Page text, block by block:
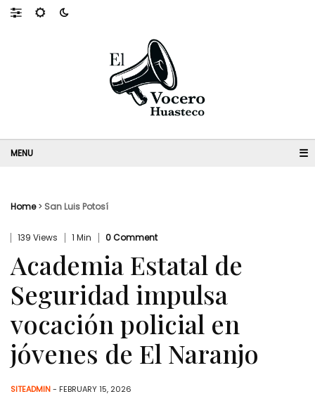
☰
Home> San Luis Potosí
139 Views 1 Min 0 Comment
Academia Estatal de
Seguridad impulsa
vocación policial en
jóvenes de El Naranjo
SITEADMIN- FEBRUARY 15, 2026